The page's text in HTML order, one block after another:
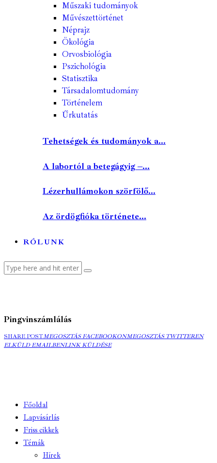
Műszaki tudományok
Művészettörténet
Néprajz
Ökológia
Orvosbiológia
Pszichológia
Statisztika
Társadalomtudomány
Történelem
Űrkutatás
Tehetségek és tudományok a...
A labortól a betegágyig –...
Lézerhullámokon szörfölő...
Az ördögfióka története...
RÓLUNK
Pingvinszámlálás
SHARE POSTMEGOSZTÁS
FACEBOOKON
MEGOSZTÁS FACEBOOKONMEGOSZTÁS
MEGOSZTÁS TWITTEREN
ELKÜLD EMAILBENCOPY
LINK KÜLDÉSE
Főoldal
Lapvásárlás
Friss cikkek
Témák
Hírek